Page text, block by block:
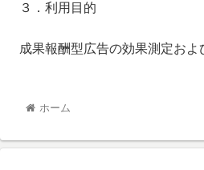
３．利用目的
成果報酬型広告の効果測定およ
ホーム